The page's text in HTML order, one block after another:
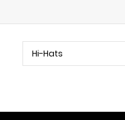
Hi-Hats